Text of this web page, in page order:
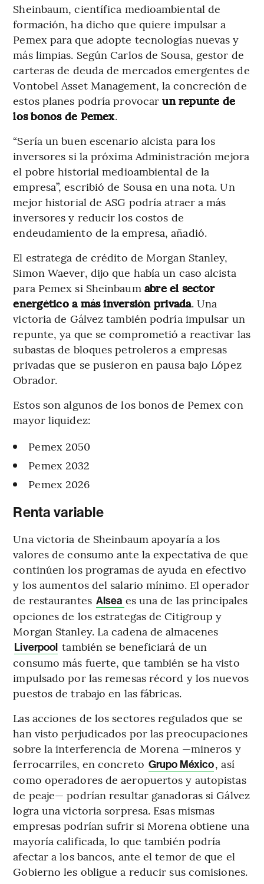
Sheinbaum, científica medioambiental de
formación, ha dicho que quiere impulsar a
Pemex para que adopte tecnologías nuevas y
más limpias. Según Carlos de Sousa, gestor de
carteras de deuda de mercados emergentes de
Vontobel Asset Management, la concreción de
estos planes podría provocarun repunte de
los bonos de Pemex.
“Sería un buen escenario alcista para los
inversores si la próxima Administración mejora
el pobre historial medioambiental de la
empresa”, escribió de Sousa en una nota. Un
mejor historial de ASG podría atraer a más
inversores y reducir los costos de
endeudamiento de la empresa, añadió.
El estratega de crédito de Morgan Stanley,
Simon Waever, dijo que había un caso alcista
para Pemex si Sheinbaum abre el sector
energético a más inversión privada. Una
victoria de Gálvez también podría impulsar un
repunte, ya que se comprometió a reactivar las
subastas de bloques petroleros a empresas
privadas que se pusieron en pausa bajo López
Obrador.
Estos son algunos de los bonos de Pemex con
mayor liquidez:
Pemex 2050
Pemex 2032
Pemex 2026
Renta variable
Una victoria de Sheinbaum apoyaría a los
valores de consumo ante la expectativa de que
continúen los programas de ayuda en efectivo
y los aumentos del salario mínimo. El operador
de restaurantes Alsea es una de las principales
opciones de los estrategas de Citigroup y
Morgan Stanley. La cadena de almacenes
Liverpool también se beneficiará de un
consumo más fuerte, que también se ha visto
impulsado por las remesas récord y los nuevos
puestos de trabajo en las fábricas.
Las acciones de los sectores regulados que se
han visto perjudicados por las preocupaciones
sobre la interferencia de Morena —mineros y
ferrocarriles, en concreto Grupo México, así
como operadores de aeropuertos y autopistas
de peaje— podrían resultar ganadoras si Gálvez
logra una victoria sorpresa. Esas mismas
empresas podrían sufrir si Morena obtiene una
mayoría calificada, lo que también podría
afectar a los bancos, ante el temor de que el
Gobierno les obligue a reducir sus comisiones.